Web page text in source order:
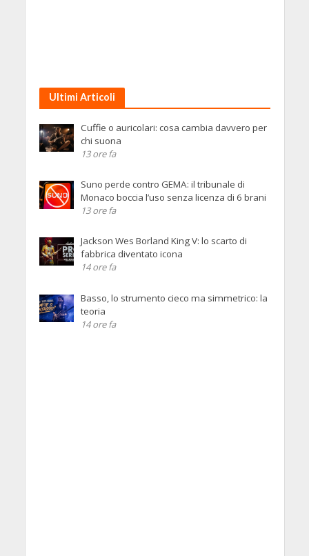
Ultimi Articoli
Cuffie o auricolari: cosa cambia davvero per
chi suona
13 ore fa
Suno perde contro GEMA: il tribunale di
Monaco boccia l’uso senza licenza di 6 brani
13 ore fa
Jackson Wes Borland King V: lo scarto di
fabbrica diventato icona
14 ore fa
Basso, lo strumento cieco ma simmetrico: la
teoria
14 ore fa